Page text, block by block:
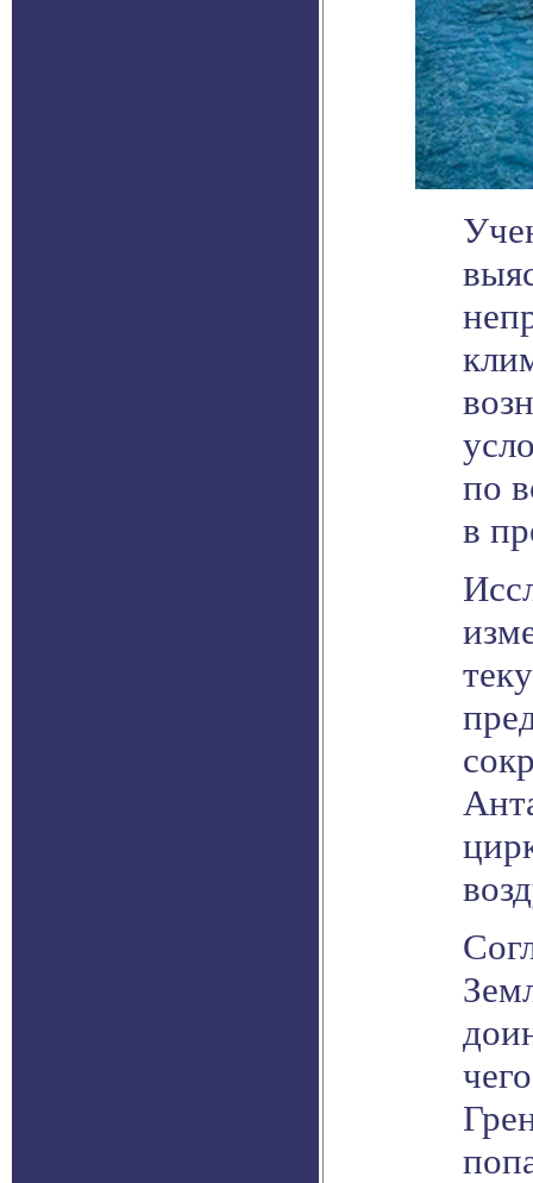
по
в